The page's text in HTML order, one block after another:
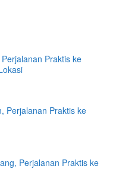
Praktis ke
Perjalanan Praktis ke
Perjalanan Praktis ke